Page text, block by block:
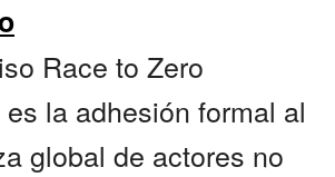
Race to Zero
la adhesión formal al
global de actores no